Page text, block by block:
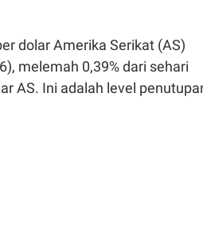
dolar Amerika Serikat (AS)
melemah 0,39% dari sehari
AS. Ini adalah level